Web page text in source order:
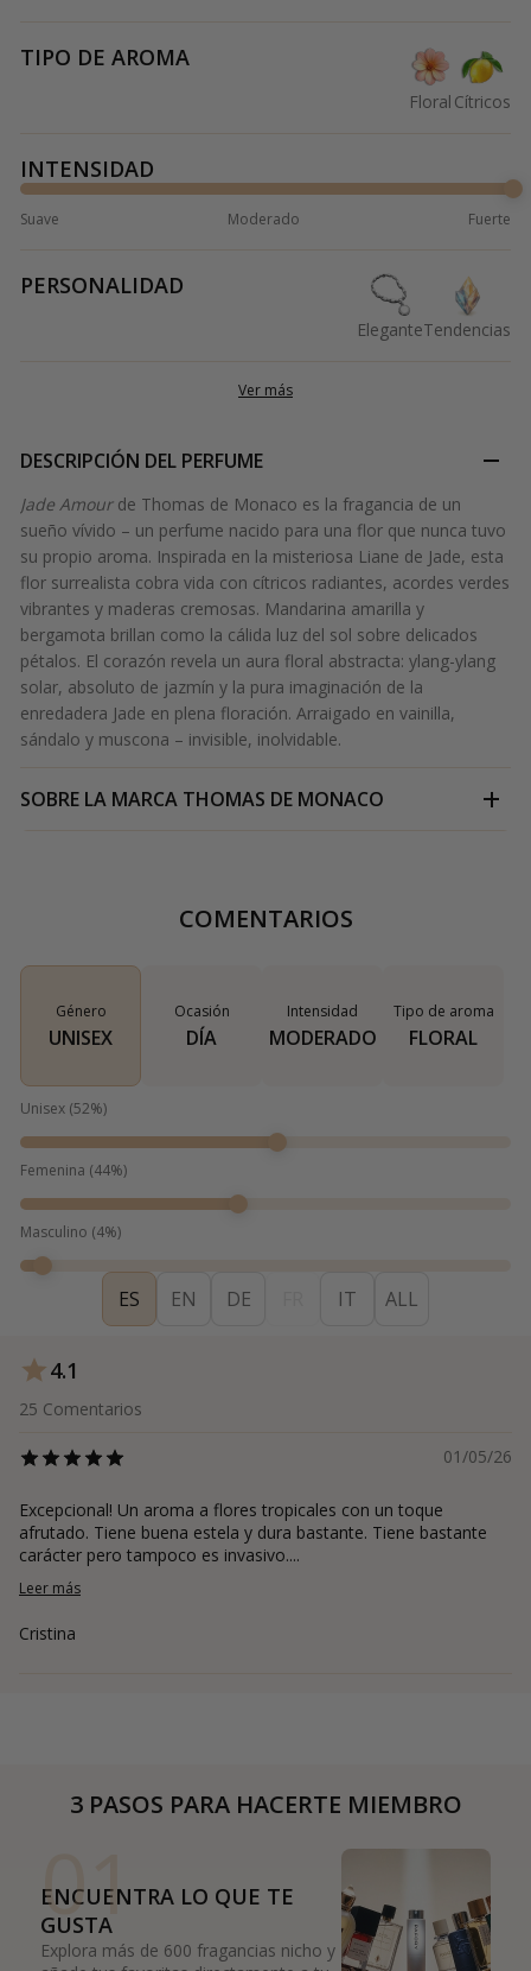
TIPO DE AROMA
Floral Cítricos
INTENSIDAD
Suave Moderado Fuerte
PERSONALIDAD
EleganteTendencias
Ver más
DESCRIPCIÓN DEL PERFUME
Jade Amourde Thomas de Monaco es la fragancia de un
sueño vívido – un perfume nacido para una flor que nunca tuvo
su propio aroma. Inspirada en la misteriosa Liane de Jade, esta
flor surrealista cobra vida con cítricos radiantes, acordes verdes
vibrantes y maderas cremosas. Mandarina amarilla y
bergamota brillan como la cálida luz del sol sobre delicados
pétalos. El corazón revela un aura floral abstracta: ylang-ylang
solar, absoluto de jazmín y la pura imaginación de la
enredadera Jade en plena floración. Arraigado en vainilla,
sándalo y muscona – invisible, inolvidable.
SOBRE LA MARCA THOMAS DE MONACO
COMENTARIOS
Género
UNISEX
Ocasión
DÍA
Intensidad
MODERADO
Tipo de aroma
FLORAL
Unisex (52%)
Femenina (44%)
Masculino (4%)
ES EN DE IT ALL
4.1
25 Comentarios
01/05/26
Excepcional! Un aroma a flores tropicales con un toque
afrutado. Tiene buena estela y dura bastante. Tiene bastante
carácter pero tampoco es invasivo....
Leer más
Cristina
3 PASOS PARA HACERTE MIEMBRO
01
ENCUENTRA LO QUE TE
GUSTA
Explora más de 600 fragancias nicho y